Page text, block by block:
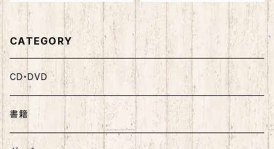
CATEGORY
CD・DVD
書籍